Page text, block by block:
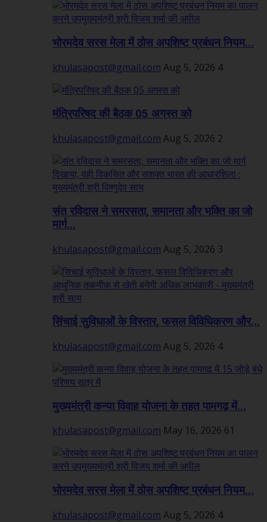
भोरमदेव सरस मेला में ठोस अपशिष्ट प्रबंधन नियम...
khulasapost@gmail.com Aug 5, 2026 4
मंत्रिपरिषद की बैठक 05 अगस्त को
khulasapost@gmail.com Aug 5, 2026 2
संत रविदास ने समरसता, समानता और भक्ति का जो
मार्ग...
khulasapost@gmail.com Aug 5, 2026 3
सिंचाई सुविधाओं के विस्तार, फसल विविधिकरण और...
khulasapost@gmail.com Aug 5, 2026 4
मुख्यमंत्री कन्या विवाह योजना के तहत पामगढ़ में...
khulasapost@gmail.com May 16, 2026 61
भोरमदेव सरस मेला में ठोस अपशिष्ट प्रबंधन नियम...
khulasapost@gmail.com Aug 5, 2026 4